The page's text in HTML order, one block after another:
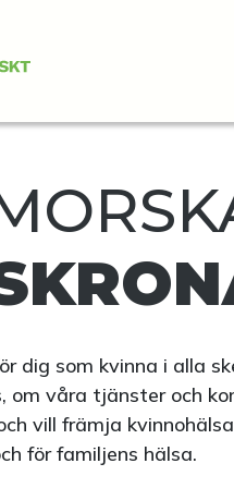
dig som kvinna i alla
om våra tjänster och
vill främja
för familjens hälsa.